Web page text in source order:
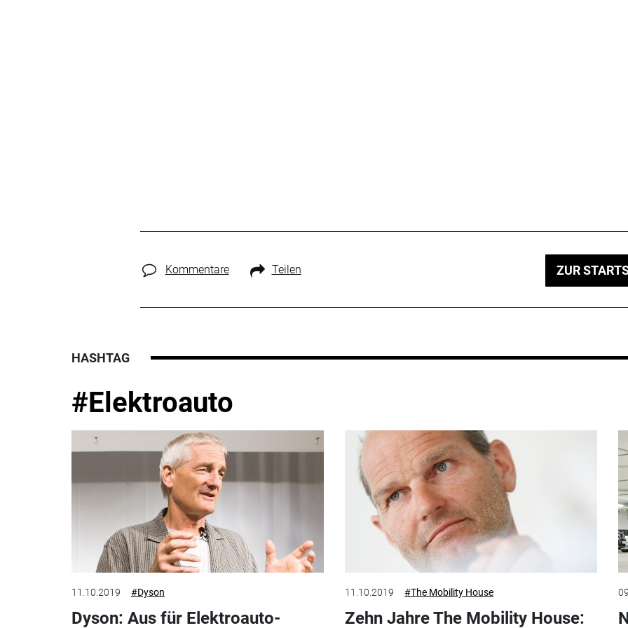
Kommentare Teilen ZUR
HASHTAG
#Elektroauto
11.10.2019 #Dyson
Dyson: Aus für Elektroauto-
11.10.2019 #The Mobility House
Zehn Jahre The Mobility House: